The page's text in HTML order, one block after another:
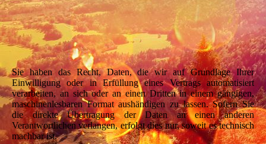
Sie haben das Recht, Daten, die wir auf Grundlage Ihrer
Einwilligung oder in Erfüllung eines Vertrags automatisiert
verarbeiten, an sich oder an einen Dritten in einem gängigen,
maschinenlesbaren Format aushändigen zu lassen. Sofern Sie
die direkte Übertragung der Daten an einen anderen
Verantwortlichen verlangen, erfolgt dies nur, soweit es technisch
machbar ist.